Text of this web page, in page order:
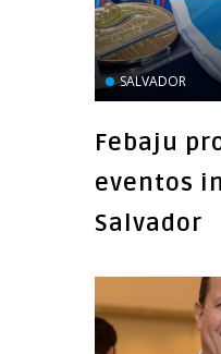
SALVADOR
Febaju
eventos
Salvador